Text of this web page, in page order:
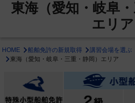
東海（愛知・岐阜・
エリア
HOME 船舶免許の新規取得
講習会場を選ぶ
東海（愛知・岐阜・三重・静岡）エリア